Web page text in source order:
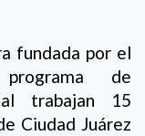
fundada por el
de
trabajan 15
Ciudad Juárez